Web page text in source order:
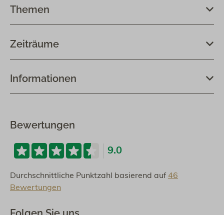
Themen
Zeiträume
Informationen
Bewertungen
9.0
Durchschnittliche Punktzahl basierend auf 46
Bewertungen